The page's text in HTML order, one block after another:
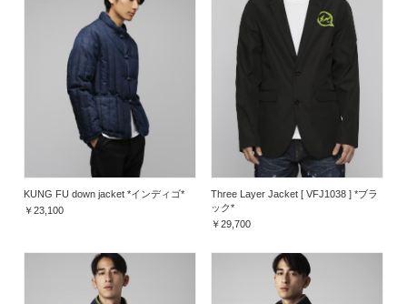
KUNG FU down jacket *インディゴ*
￥23,100
Three Layer Jacket [ VFJ1038 ] *ブラ
ック*
￥29,700